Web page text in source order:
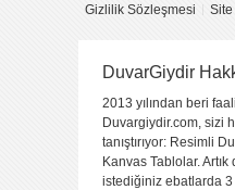
Gizlilik Sözleşmesi Site
DuvarGiydir
2013 yılından beri
Duvargiydir.com, sizi
tanıştırıyor: Resimli
Kanvas Tablolar.
istediğiniz ebatlarda 3